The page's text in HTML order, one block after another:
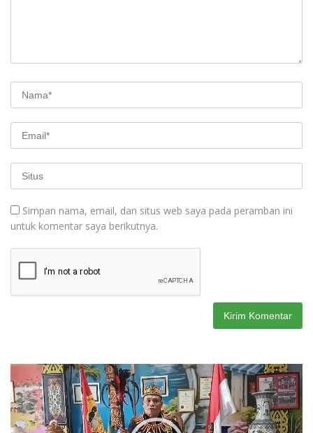
Simpan nama, email, dan situs web saya pada peramban ini
untuk komentar saya berikutnya.
Pemutar
Video